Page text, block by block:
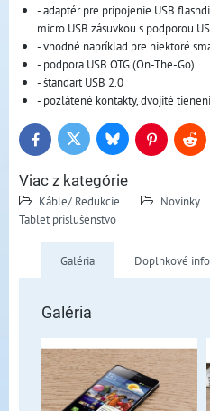
- adaptér pre pripojenie USB
micro USB zásuvkou s podporou
- vhodné napríklad pre niektoré
- podpora USB OTG (On-The-Go)
- štandart USB 2.0
- pozlátené kontakty, dvojité
FacebookTwitter BlueskyPinterest
Viac z kategórie
Káble/ Redukcie Novinky
Tablet príslušenstvo
Galéria Doplnkové
Galéria